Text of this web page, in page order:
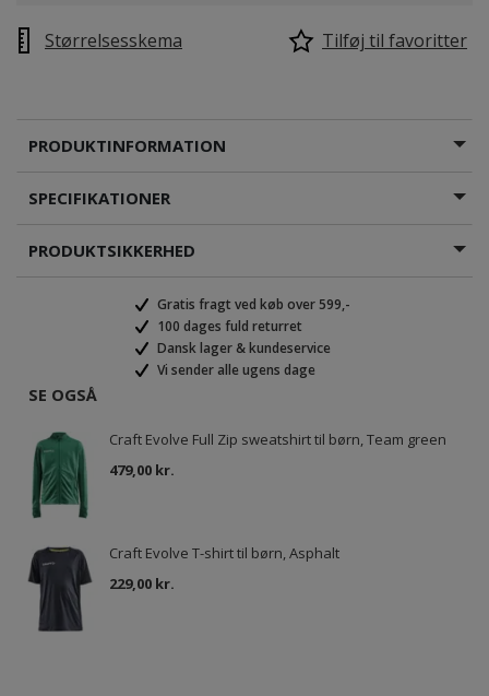
Størrelsesskema Tilføj til favoritter
PRODUKTINFORMATION
SPECIFIKATIONER
PRODUKTSIKKERHED
Gratis fragt ved køb over 599,-
100 dages fuld returret
Dansk lager & kundeservice
Vi sender alle ugens dage
SE OGSÅ
Craft Evolve Full Zip sweatshirt til børn, Team green
479,00 kr.
Craft Evolve T-shirt til børn, Asphalt
229,00 kr.